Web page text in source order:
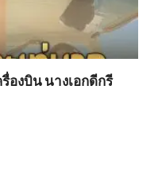
องบิน นางเอกดีกรี